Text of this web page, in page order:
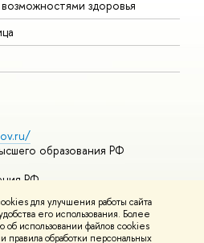
для улучшения работы сайта
его использования. Более
использовании файлов cookies
правила обработки персональных
здоровья
образования РФ
РФ
курсы